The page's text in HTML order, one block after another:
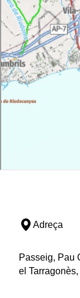
Adreça
Passeig, Pau
el